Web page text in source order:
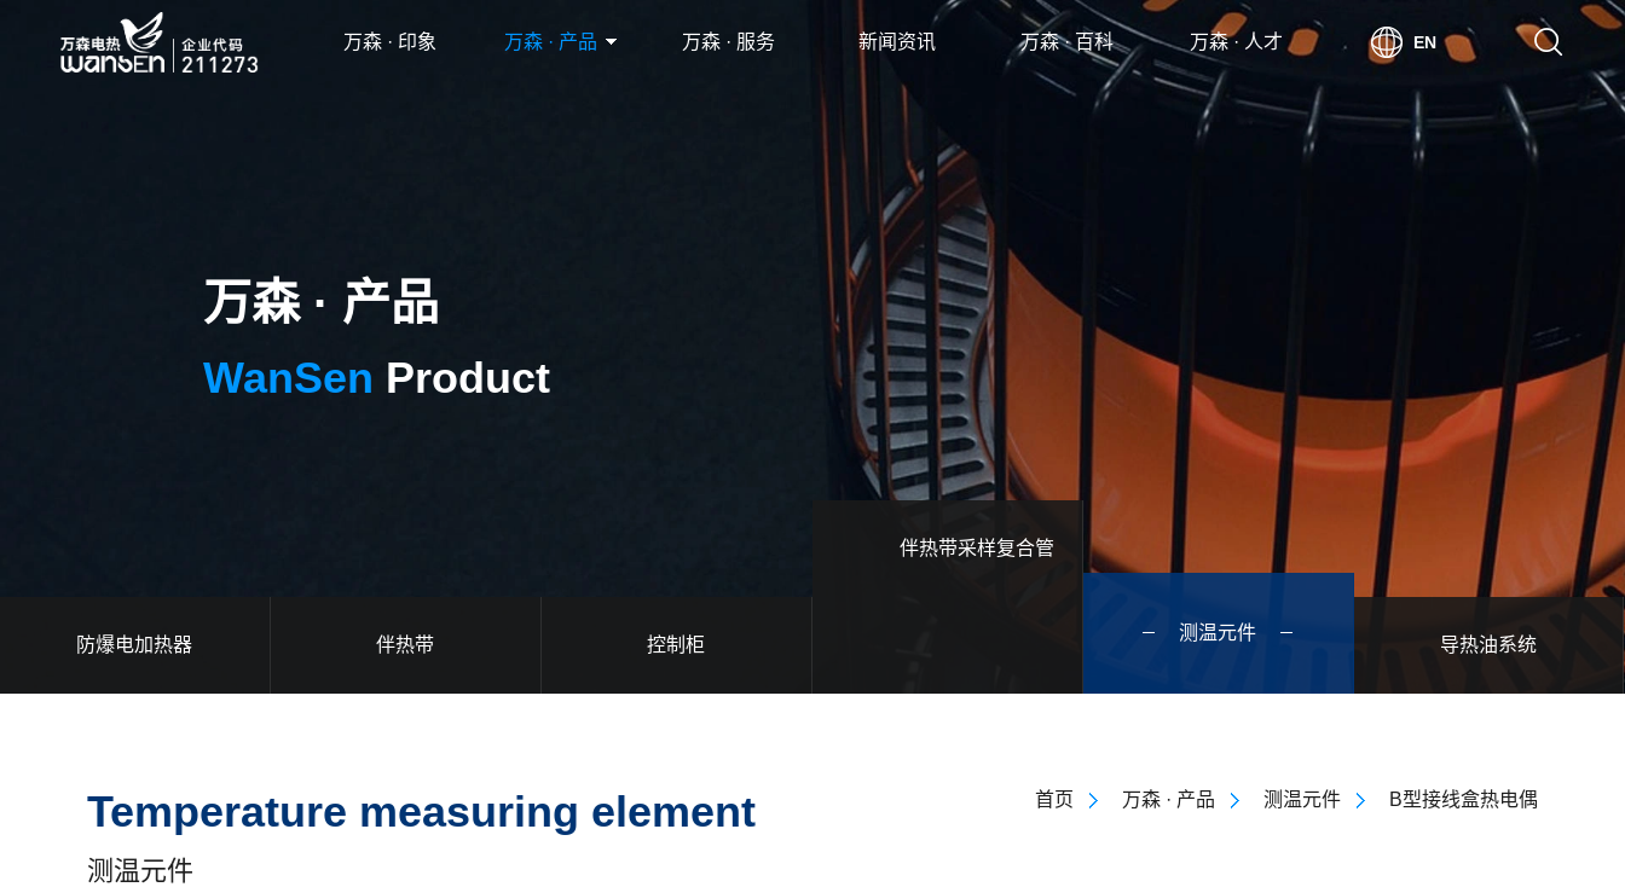
万森 · 印象 万森 · 产品 万森 · 服务 新闻资讯 万森 · 百科 万森 · 人才 EN
万森 · 产品
WanSen Product
防爆电加热器 伴热带 控制柜
伴热带采样复合管
测温元件
导热油系统
Temperature measuring element
测温元件
首页 万森 · 产品 测温元件 B型接线盒热电偶